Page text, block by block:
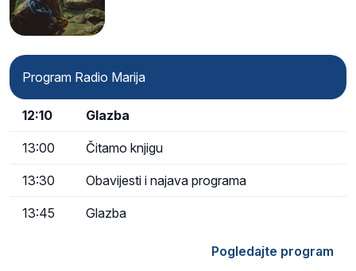
Program Radio Marija
12:10 Glazba
13:00 Čitamo knjigu
13:30 Obavijesti i najava programa
13:45 Glazba
Pogledajte program